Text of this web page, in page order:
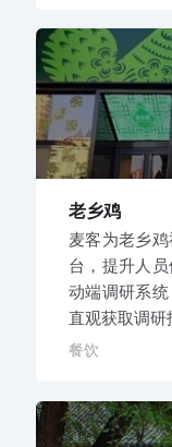
老乡鸡
麦客为老乡
台，提升人
动端调研系统
直观获取调研
餐饮